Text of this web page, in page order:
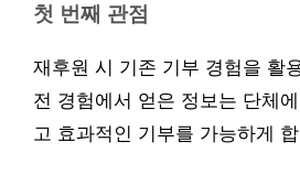
첫 번째 관점
재후원 시 기존 기부 경험을 활
전 경험에서 얻은 정보는 단체
고 효과적인 기부를 가능하게